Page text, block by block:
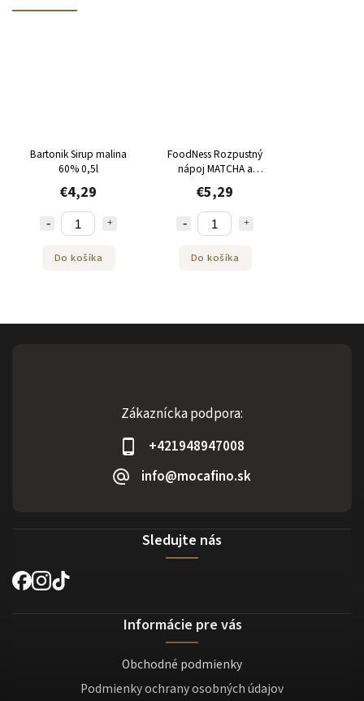
Bartonik Sirup malina
60% 0,5l
€4,29
Do košíka
FoodNess Rozpustný
nápoj MATCHA a
Ženšen 10ks
€5,29
Do košíka
Zákaznícka podpora:
+421948947008
info@mocafino.sk
Sledujte nás
Informácie pre vás
Obchodné podmienky
Podmienky ochrany osobných údajov